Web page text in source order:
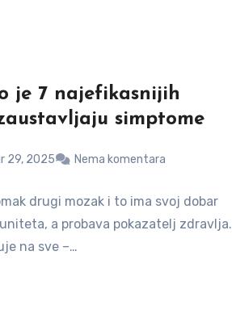
je 7 najefikasnijih
simptome
29, 2025 Nema komentara
drugi mozak i to ima svoj dobar
a probava pokazatelj zdravlja.
na sve –…